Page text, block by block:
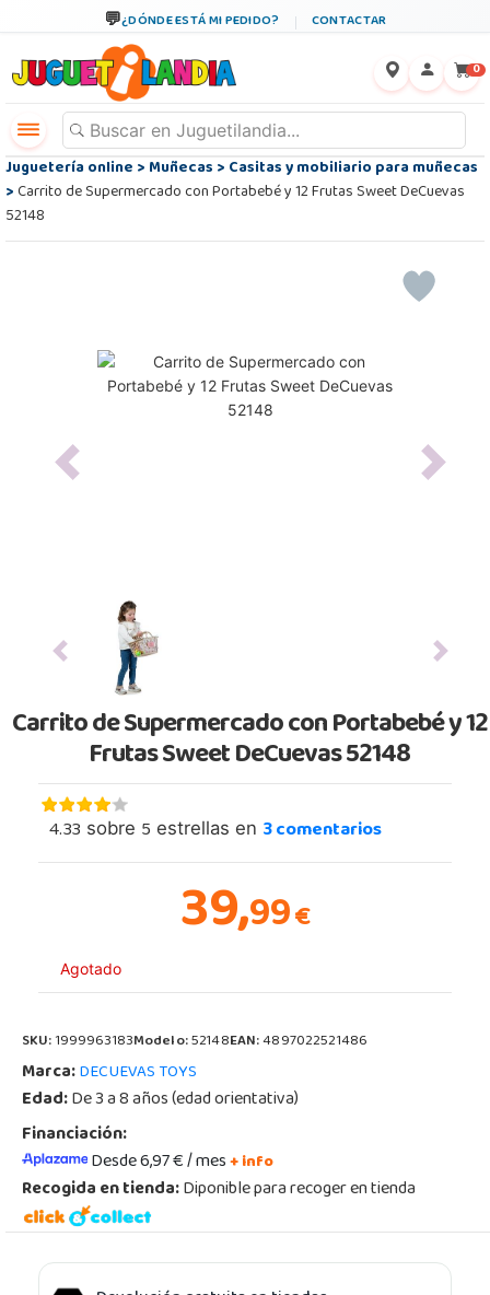
¿DÓNDE ESTÁ MI PEDIDO? CONTACTAR
0
Juguetería online>Muñecas>Casitas y mobiliario para muñecas
>Carrito de Supermercado con Portabebé y 12 Frutas Sweet DeCuevas
52148
Previous Next
Previous Next
Carrito de Supermercado con Portabebé y 12
Frutas Sweet DeCuevas 52148
4.33 sobre 5 estrellas en 3comentarios
39,99€
Agotado
SKU:1999963183Modelo:52148EAN:4897022521486
Marca:DECUEVAS TOYS
Edad:De 3 a 8 años (edad orientativa)
Financiación:
Desde 6,97 € / mes+ info
Recogida en tienda:Diponible para recoger en tienda